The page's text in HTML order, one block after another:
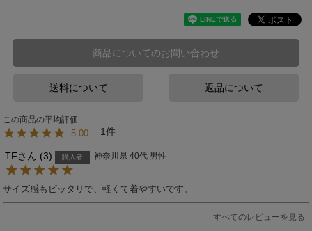
商品についてのお問い合わせ
送料について 返品について
5.00 1
TF 3 購入者 神奈川県 40代 男性
すべてのレビューを見る